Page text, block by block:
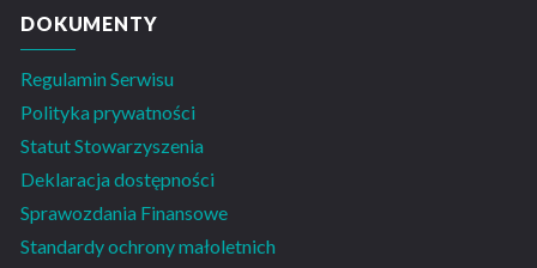
DOKUMENTY
Regulamin Serwisu
Polityka prywatności
Statut Stowarzyszenia
Deklaracja dostępności
Sprawozdania Finansowe
Standardy ochrony małoletnich